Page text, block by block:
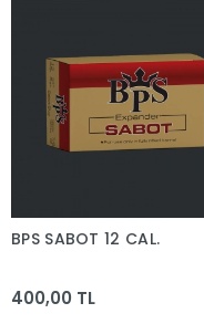
BPS SABOT 12 CAL.
400,00 TL